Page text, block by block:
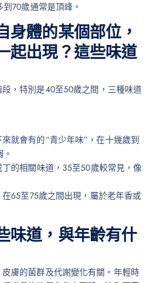
70歲通常是頂峰。
身體的某個部位，
起出現？這些味道
，特別是40至50歲之間，三種味道
就會有的“青少年味”，在十幾歲到
的相關味道，35至50歲較常見，像
65至75歲之間出現，屬於老年香或
味道，與年齡有什
膚的菌群及代謝變化有關。年輕時